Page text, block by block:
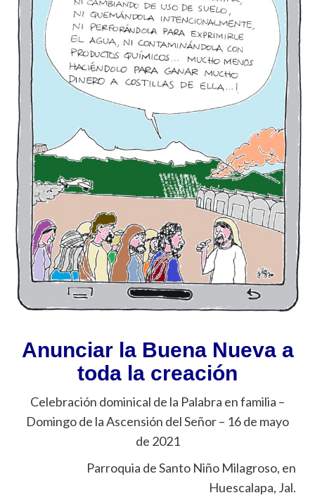
Anunciar la Buena Nueva a
toda la creación
Celebración dominical de la Palabra en familia –
Domingo de la Ascensión del Señor – 16 de mayo
de 2021
Parroquia de Santo Niño Milagroso, en
Huescalapa, Jal.